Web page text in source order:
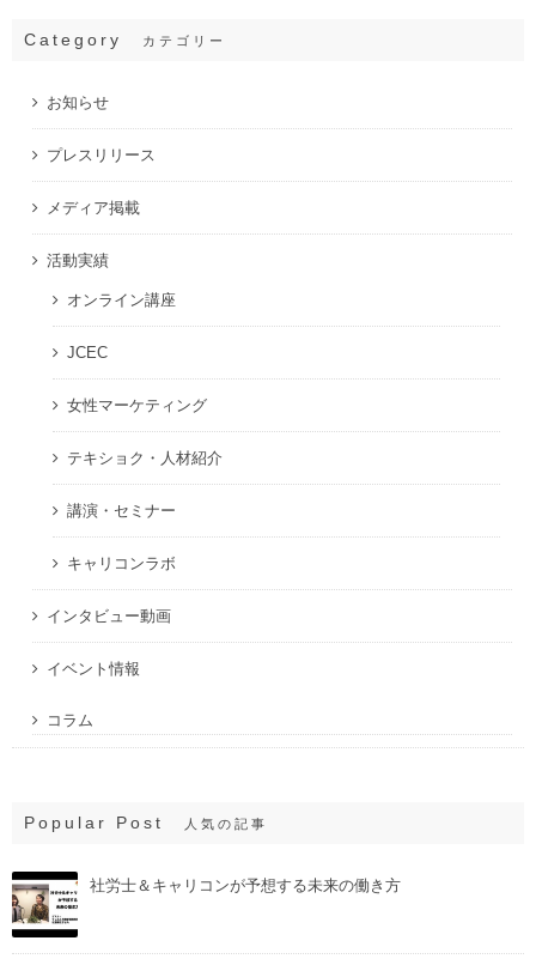
Category カテゴリー
お知らせ
プレスリリース
メディア掲載
活動実績
オンライン講座
JCEC
女性マーケティング
テキショク・人材紹介
講演・セミナー
キャリコンラボ
インタビュー動画
イベント情報
コラム
Popular Post 人気の記事
社労士＆キャリコンが予想する未来の働き方